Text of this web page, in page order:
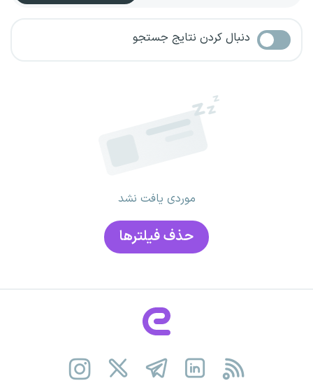
دنبال کردن نتایج جستجو
موردی یافت نشد
حذف فیلتر‌ها